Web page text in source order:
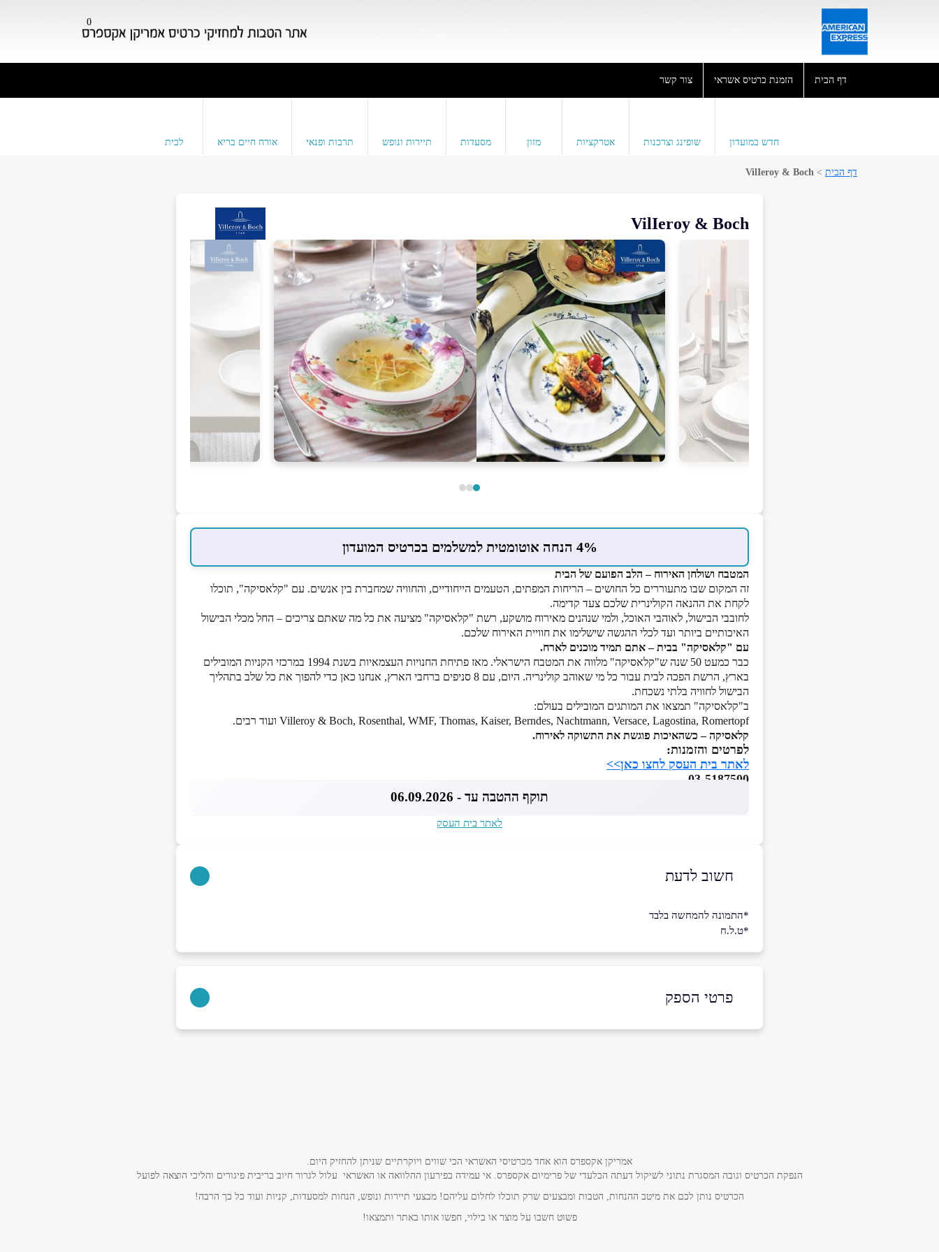
0
דף הבית הזמנת כרטיס אשראי צור קשר
חדש במועדון שופינג וצרכנות אטרקציות מזון מסעדות תיירות ונופש תרבות ופנאי אורח חיים בריא לבית
דף הבית >
VilIeroy & Boch
VilIeroy & Boch
4% הנחה אוטומטית למשלמים בכרטיס המועדון
המטבח ושולחן האירוח – הלב הפועם של הבית
זה המקום שבו מתעוררים כל החושים – הריחות המפתים, הטעמים הייחודיים, והחוויה שמחברת בין אנשים. עם "קלאסיקה", תוכלו
לקחת את ההנאה הקולינרית שלכם צעד קדימה.
לחובבי הבישול, לאוהבי האוכל, ולמי שנהנים מאירוח מושקע, רשת "קלאסיקה" מציעה את כל מה שאתם צריכים – החל מכלי הבישול
האיכותיים ביותר ועד לכלי ההגשה שישלימו את חוויית האירוח שלכם.
עם "קלאסיקה" בבית – אתם תמיד מוכנים לארח.
כבר כמעט 50 שנה ש"קלאסיקה" מלווה את המטבח הישראלי. מאז פתיחת החנויות העצמאיות בשנת 1994 במרכזי הקניות המובילים
בארץ, הרשת הפכה לבית עבור כל מי שאוהב קולינריה. היום, עם 8 סניפים ברחבי הארץ, אנחנו כאן כדי להפוך את כל שלב בתהליך
הבישול לחוויה בלתי נשכחת.
ב"קלאסיקה" תמצאו את המותגים המובילים בעולם:
Villeroy & Boch, Rosenthal, WMF, Thomas, Kaiser, Berndes, Nachtmann, Versace, Lagostina, Romertopf ועוד רבים.
קלאסיקה – כשהאיכות פוגשת את התשוקה לאירוח.
לפרטים והזמנות:
לאתר בית העסק לחצו כאן>>
03-5187500
תוקף ההטבה עד - 06.09.2026
לאתר בית העסק
חשוב לדעת
*התמונה להמחשה בלבד
*ט.ל.ח
פרטי הספק
אימייל *
נושא*
אמריקן אקספרס הוא אחד מכרטיסי האשראי הכי שווים ויוקרתיים שניתן להחזיק היום.
הנפקת הכרטיס וגובה המסגרת נתוני לשיקול דעתה הבלעדי של פרימיום אקספרס. אי עמידה בפירעון ההלוואה או האשראי עלול לגרור חיוב בריבית פיגורים והליכי הוצאה לפועל
הכרטיס נותן לכם את מיטב ההנחות, הטבות ומבצעים שרק תוכלו לחלום עליהם! מבצעי תיירות ונופש, הנחות למסעדות, קניות ועוד כל כך הרבה!
פשוט חשבו על מוצר או בילוי, חפשו אותו באתר ותמצאו!